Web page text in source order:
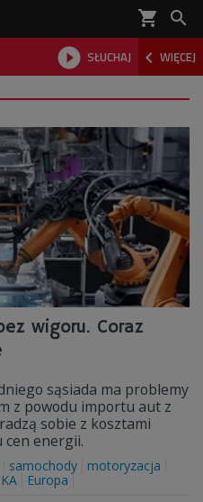
shopping_cart 
 SŁUCHAJ  WIĘCEJ

wigoru. Coraz
sąsiada ma problemy
z powodu importu aut z
sobie z kosztami
cen energii.
samochody
motoryzacja
Europa